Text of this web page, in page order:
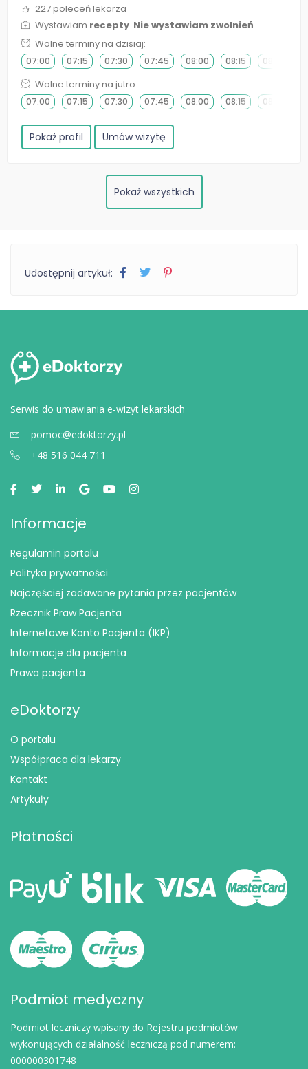
227 poleceń lekarza
Wystawiam recepty. Nie wystawiam zwolnień
Wolne terminy na dzisiaj:
07:00 07:15 07:30 07:45 08:00 08:15 08:30
Wolne terminy na jutro:
07:00 07:15 07:30 07:45 08:00 08:15 08:30
Pokaż profil Umów wizytę
Pokaż wszystkich
Udostępnij artykuł:
Serwis do umawiania e-wizyt lekarskich
pomoc@edoktorzy.pl
+48 516 044 711
Informacje
Regulamin portalu
Polityka prywatności
Najczęściej zadawane pytania przez pacjentów
Rzecznik Praw Pacjenta
Internetowe Konto Pacjenta (IKP)
Informacje dla pacjenta
Prawa pacjenta
eDoktorzy
O portalu
Współpraca dla lekarzy
Kontakt
Artykuły
Płatności
Podmiot medyczny
Podmiot leczniczy wpisany do Rejestru podmiotów
wykonujących działalność leczniczą pod numerem:
000000301748